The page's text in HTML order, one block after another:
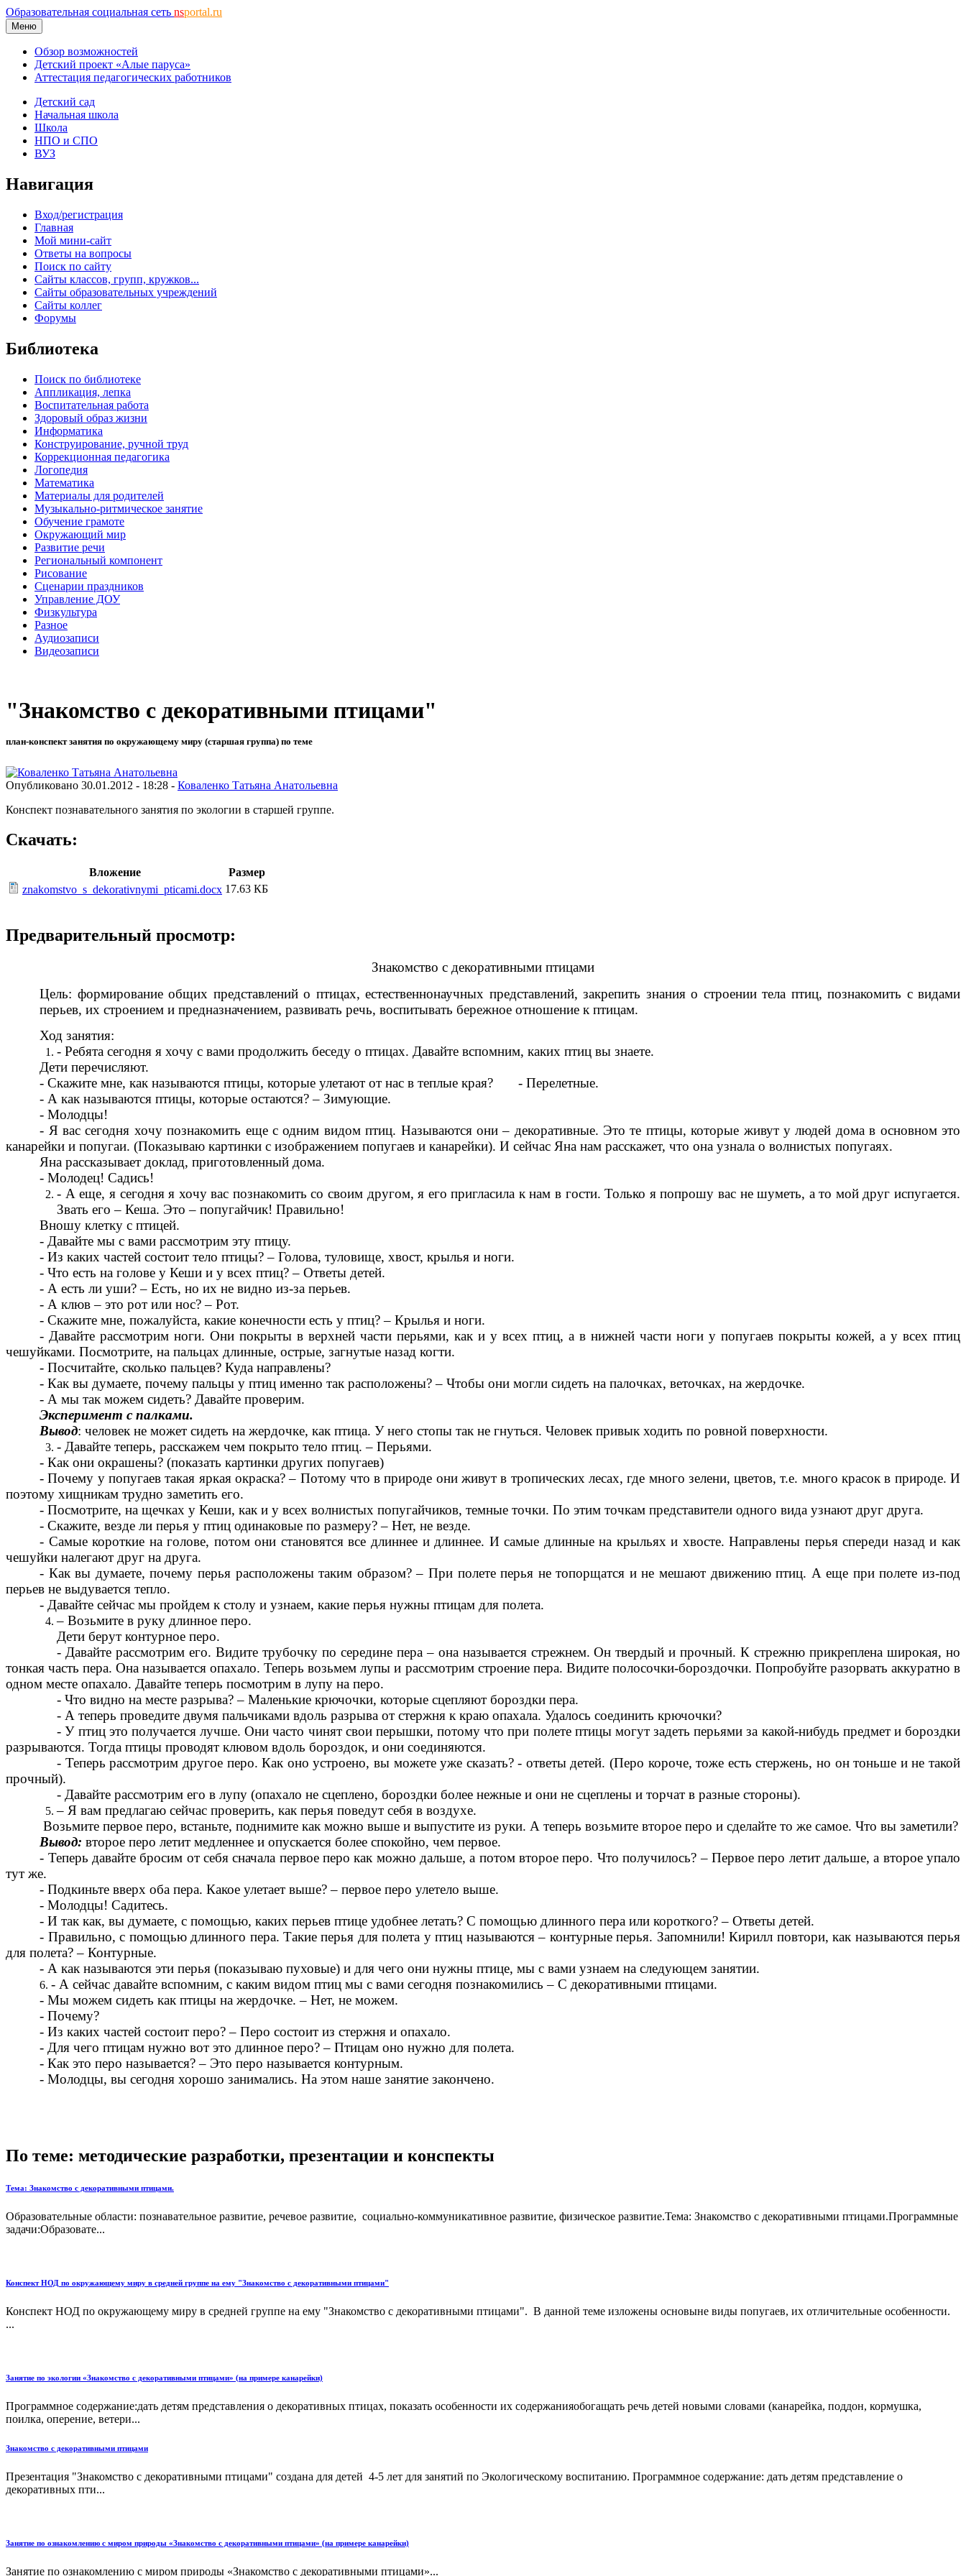
Образовательная социальная сеть nsportal.ru
Меню
Обзор возможностей
Детский проект «Алые паруса»
Аттестация педагогических работников
Детский сад
Начальная школа
Школа
НПО и СПО
ВУЗ
Навигация
Вход/регистрация
Главная
Мой мини-сайт
Ответы на вопросы
Поиск по сайту
Сайты классов, групп, кружков...
Сайты образовательных учреждений
Сайты коллег
Форумы
Библиотека
Поиск по библиотеке
Аппликация, лепка
Воспитательная работа
Здоровый образ жизни
Информатика
Конструирование, ручной труд
Коррекционная педагогика
Логопедия
Математика
Материалы для родителей
Музыкально-ритмическое занятие
Обучение грамоте
Окружающий мир
Развитие речи
Региональный компонент
Рисование
Сценарии праздников
Управление ДОУ
Физкультура
Разное
Аудиозаписи
Видеозаписи
"Знакомство с декоративными птицами"
план-конспект занятия по окружающему миру (старшая группа) по теме
Опубликовано 30.01.2012 - 18:28 - Коваленко Татьяна Анатольевна
Конспект познавательного занятия по экологии в старшей группе.
Скачать:
Вложение
Размер
znakomstvo_s_dekorativnymi_pticami.docx 17.63 КБ
Предварительный просмотр:
Знакомство с декоративными птицами
Цель: формирование общих представлений о птицах, естественнонаучных представлений, закрепить знания о строении тела птиц, познакомить с видами
перьев, их строением и предназначением, развивать речь, воспитывать бережное отношение к птицам.
Ход занятия:
- Ребята сегодня я хочу с вами продолжить беседу о птицах. Давайте вспомним, каких птиц вы знаете.
Дети перечисляют.
- Скажите мне, как называются птицы, которые улетают от нас в теплые края? - Перелетные.
- А как называются птицы, которые остаются? – Зимующие.
- Молодцы!
- Я вас сегодня хочу познакомить еще с одним видом птиц. Называются они – декоративные. Это те птицы, которые живут у людей дома в основном это
канарейки и попугаи. (Показываю картинки с изображением попугаев и канарейки). И сейчас Яна нам расскажет, что она узнала о волнистых попугаях.
Яна рассказывает доклад, приготовленный дома.
- Молодец! Садись!
- А еще, я сегодня я хочу вас познакомить со своим другом, я его пригласила к нам в гости. Только я попрошу вас не шуметь, а то мой друг испугается.
Звать его – Кеша. Это – попугайчик! Правильно!
Вношу клетку с птицей.
- Давайте мы с вами рассмотрим эту птицу.
- Из каких частей состоит тело птицы? – Голова, туловище, хвост, крылья и ноги.
- Что есть на голове у Кеши и у всех птиц? – Ответы детей.
- А есть ли уши? – Есть, но их не видно из-за перьев.
- А клюв – это рот или нос? – Рот.
- Скажите мне, пожалуйста, какие конечности есть у птиц? – Крылья и ноги.
- Давайте рассмотрим ноги. Они покрыты в верхней части перьями, как и у всех птиц, а в нижней части ноги у попугаев покрыты кожей, а у всех птиц
чешуйками. Посмотрите, на пальцах длинные, острые, загнутые назад когти.
- Посчитайте, сколько пальцев? Куда направлены?
- Как вы думаете, почему пальцы у птиц именно так расположены? – Чтобы они могли сидеть на палочках, веточках, на жердочке.
- А мы так можем сидеть? Давайте проверим.
Эксперимент с палками.
Вывод: человек не может сидеть на жердочке, как птица. У него стопы так не гнуться. Человек привык ходить по ровной поверхности.
- Давайте теперь, расскажем чем покрыто тело птиц. – Перьями.
- Как они окрашены? (показать картинки других попугаев)
- Почему у попугаев такая яркая окраска? – Потому что в природе они живут в тропических лесах, где много зелени, цветов, т.е. много красок в природе. И
поэтому хищникам трудно заметить его.
- Посмотрите, на щечках у Кеши, как и у всех волнистых попугайчиков, темные точки. По этим точкам представители одного вида узнают друг друга.
- Скажите, везде ли перья у птиц одинаковые по размеру? – Нет, не везде.
- Самые короткие на голове, потом они становятся все длиннее и длиннее. И самые длинные на крыльях и хвосте. Направлены перья спереди назад и как
чешуйки налегают друг на друга.
- Как вы думаете, почему перья расположены таким образом? – При полете перья не топорщатся и не мешают движению птиц. А еще при полете из-под
перьев не выдувается тепло.
- Давайте сейчас мы пройдем к столу и узнаем, какие перья нужны птицам для полета.
– Возьмите в руку длинное перо.
Дети берут контурное перо.
- Давайте рассмотрим его. Видите трубочку по середине пера – она называется стрежнем. Он твердый и прочный. К стрежню прикреплена широкая, но
тонкая часть пера. Она называется опахало. Теперь возьмем лупы и рассмотрим строение пера. Видите полосочки-бороздочки. Попробуйте разорвать аккуратно в
одном месте опахало. Давайте теперь посмотрим в лупу на перо.
- Что видно на месте разрыва? – Маленькие крючочки, которые сцепляют бороздки пера.
- А теперь проведите двумя пальчиками вдоль разрыва от стержня к краю опахала. Удалось соединить крючочки?
- У птиц это получается лучше. Они часто чинят свои перышки, потому что при полете птицы могут задеть перьями за какой-нибудь предмет и бороздки
разрываются. Тогда птицы проводят клювом вдоль бороздок, и они соединяются.
- Теперь рассмотрим другое перо. Как оно устроено, вы можете уже сказать? - ответы детей. (Перо короче, тоже есть стержень, но он тоньше и не такой
прочный).
- Давайте рассмотрим его в лупу (опахало не сцеплено, бороздки более нежные и они не сцеплены и торчат в разные стороны).
– Я вам предлагаю сейчас проверить, как перья поведут себя в воздухе.
Возьмите первое перо, встаньте, поднимите как можно выше и выпустите из руки. А теперь возьмите второе перо и сделайте то же самое. Что вы заметили?
Вывод: второе перо летит медленнее и опускается более спокойно, чем первое.
- Теперь давайте бросим от себя сначала первое перо как можно дальше, а потом второе перо. Что получилось? – Первое перо летит дальше, а второе упало
тут же.
- Подкиньте вверх оба пера. Какое улетает выше? – первое перо улетело выше.
- Молодцы! Садитесь.
- И так как, вы думаете, с помощью, каких перьев птице удобнее летать? С помощью длинного пера или короткого? – Ответы детей.
- Правильно, с помощью длинного пера. Такие перья для полета у птиц называются – контурные перья. Запомнили! Кирилл повтори, как называются перья
для полета? – Контурные.
- А как называются эти перья (показываю пуховые) и для чего они нужны птице, мы с вами узнаем на следующем занятии.
- А сейчас давайте вспомним, с каким видом птиц мы с вами сегодня познакомились – С декоративными птицами.
- Мы можем сидеть как птицы на жердочке. – Нет, не можем.
- Почему?
- Из каких частей состоит перо? – Перо состоит из стержня и опахало.
- Для чего птицам нужно вот это длинное перо? – Птицам оно нужно для полета.
- Как это перо называется? – Это перо называется контурным.
- Молодцы, вы сегодня хорошо занимались. На этом наше занятие закончено.
По теме: методические разработки, презентации и конспекты
Тема: Знакомство с декоративными птицами.
Образовательные области: познавательное развитие, речевое развитие, социально-коммуникативное развитие, физическое развитие.Тема: Знакомство с декоративными птицами.Программные
задачи:Образовате...
Конспект НОД по окружающему миру в средней группе на ему "Знакомство с декоративными птицами"
Конспект НОД по окружающему миру в средней группе на ему "Знакомство с декоративными птицами". В данной теме изложены основыне виды попугаев, их отличительные особенности.
...
Занятие по экологии «Знакомство с декоративными птицами» (на примере канарейки)
Программное содержание:дать детям представления о декоративных птицах, показать особенности их содержанияобогащать речь детей новыми словами (канарейка, поддон, кормушка,
поилка, оперение, ветери...
Знакомство с декоративными птицами
Презентация "Знакомство с декоративными птицами" создана для детей 4-5 лет для занятий по Экологическому воспитанию. Программное содержание: дать детям представление о
декоративных пти...
Занятие по ознакомлению с миром природы «Знакомство с декоративными птицами» (на примере канарейки)
Занятие по ознакомлению с миром природы «Знакомство с декоративными птицами»...